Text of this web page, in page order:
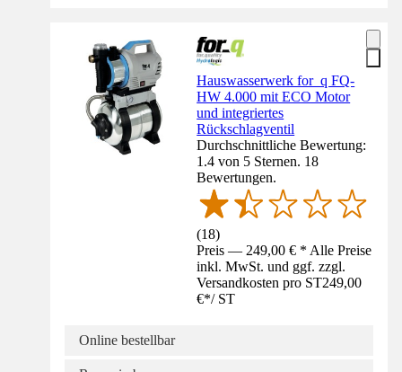
Hauswasserwerk for_q FQ-
HW 4.000 mit ECO Motor
und integriertes
Rückschlagventil
Durchschnittliche Bewertung:
1.4 von 5 Sternen. 18
Bewertungen.
(18)
Preis — 249,00 € * Alle Preise
inkl. MwSt. und ggf. zzgl.
Versandkosten pro ST249,00
€*/ ST
Online bestellbar